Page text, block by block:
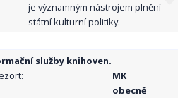
je významným nástrojem plnění
státní kulturní politiky.
služby knihoven.
MK
obecně